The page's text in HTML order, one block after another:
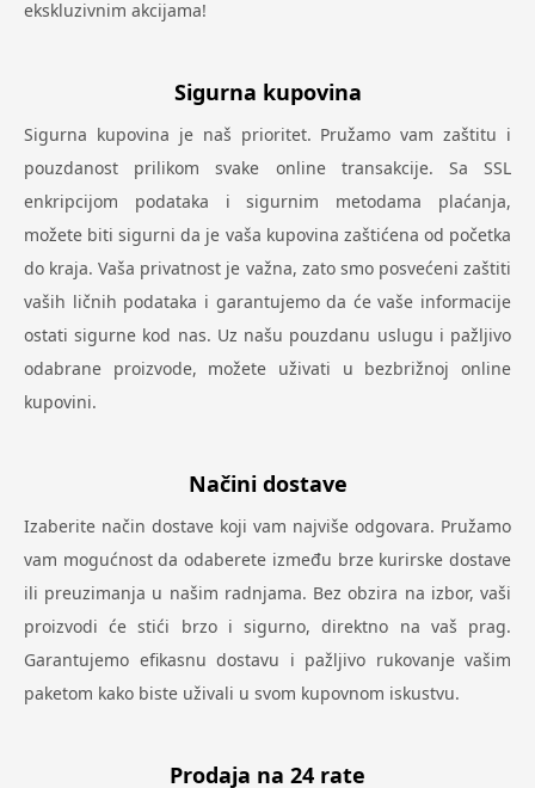
ekskluzivnim akcijama!
Sigurna kupovina
Sigurna kupovina je naš prioritet. Pružamo vam zaštitu i
pouzdanost prilikom svake online transakcije. Sa SSL
enkripcijom podataka i sigurnim metodama plaćanja,
možete biti sigurni da je vaša kupovina zaštićena od početka
do kraja. Vaša privatnost je važna, zato smo posvećeni zaštiti
vaših ličnih podataka i garantujemo da će vaše informacije
ostati sigurne kod nas. Uz našu pouzdanu uslugu i pažljivo
odabrane proizvode, možete uživati u bezbrižnoj online
kupovini.
Načini dostave
Izaberite način dostave koji vam najviše odgovara. Pružamo
vam mogućnost da odaberete između brze kurirske dostave
ili preuzimanja u našim radnjama. Bez obzira na izbor, vaši
proizvodi će stići brzo i sigurno, direktno na vaš prag.
Garantujemo efikasnu dostavu i pažljivo rukovanje vašim
paketom kako biste uživali u svom kupovnom iskustvu.
Prodaja na 24 rate